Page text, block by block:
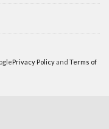
Privacy Policy and Terms of